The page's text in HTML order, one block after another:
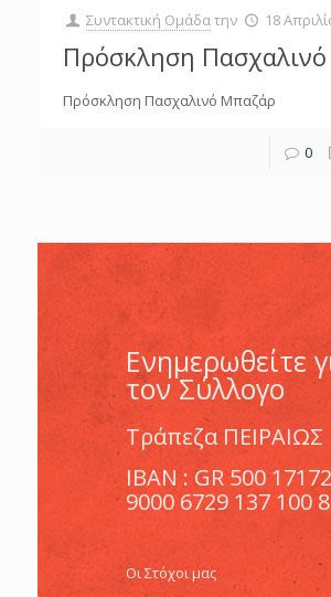
Συντακτική Ομάδα την 18
Πρόσκληση
Πρόσκληση Πασχαλινό Μπαζάρ
0
Ενημερωθείτε
τον Σύλλογο
Tράπεζα ΠΕΙΡΑΙΩΣ
ΙΒΑΝ : GR 500 17172
9000 6729 137 100
Οι Στόχοι μας